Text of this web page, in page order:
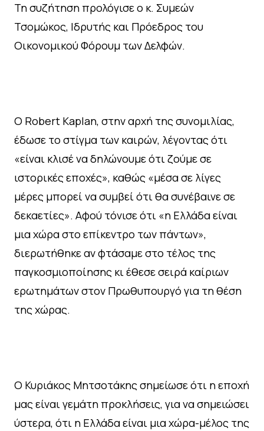
Τη συζήτηση προλόγισε ο κ. Συμεών
Τσομώκος, Ιδρυτής και Πρόεδρος του
Οικονομικού Φόρουμ των Δελφών.
Ο Robert Kaplan, στην αρχή της συνομιλίας,
έδωσε το στίγμα των καιρών, λέγοντας ότι
«είναι κλισέ να δηλώνουμε ότι ζούμε σε
ιστορικές εποχές», καθώς «μέσα σε λίγες
μέρες μπορεί να συμβεί ότι θα συνέβαινε σε
δεκαετίες». Αφού τόνισε ότι «η Ελλάδα είναι
μια χώρα στο επίκεντρο των πάντων»,
διερωτήθηκε αν φτάσαμε στο τέλος της
παγκοσμιοποίησης κι έθεσε σειρά καίριων
ερωτημάτων στον Πρωθυπουργό για τη θέση
της χώρας.
Ο Κυριάκος Μητσοτάκης σημείωσε ότι η εποχή
μας είναι γεμάτη προκλήσεις, για να σημειώσει
ύστερα, ότι η Ελλάδα είναι μια χώρα-μέλος της